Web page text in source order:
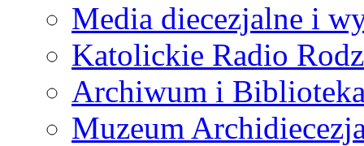
Media diecezjalne i
Katolickie Radio
Archiwum i
Muzeum